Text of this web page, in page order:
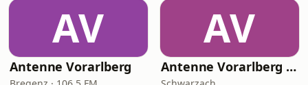
AV
Antenne Vorarlberg
AV
Antenne Vorarlberg Partymix